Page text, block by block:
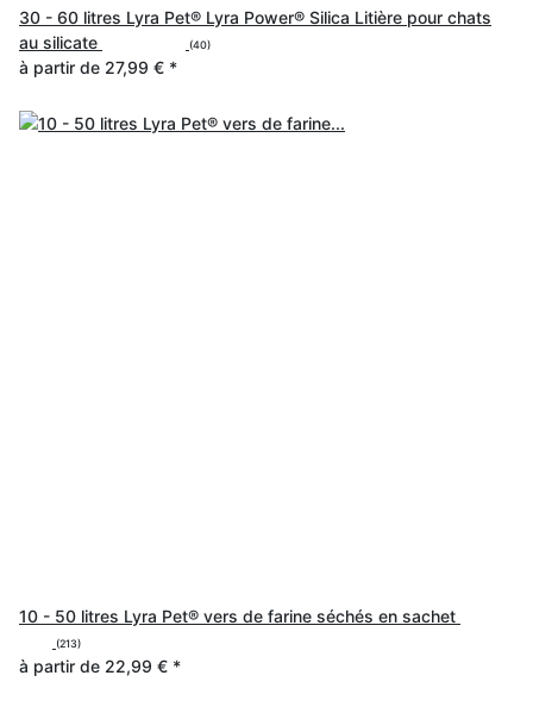
30 - 60 litres Lyra Pet® Lyra Power® Silica Litière pour chats
au silicate
(40)
à partir de 27,99 € *
10 - 50 litres Lyra Pet® vers de farine séchés en sachet
(213)
à partir de 22,99 € *